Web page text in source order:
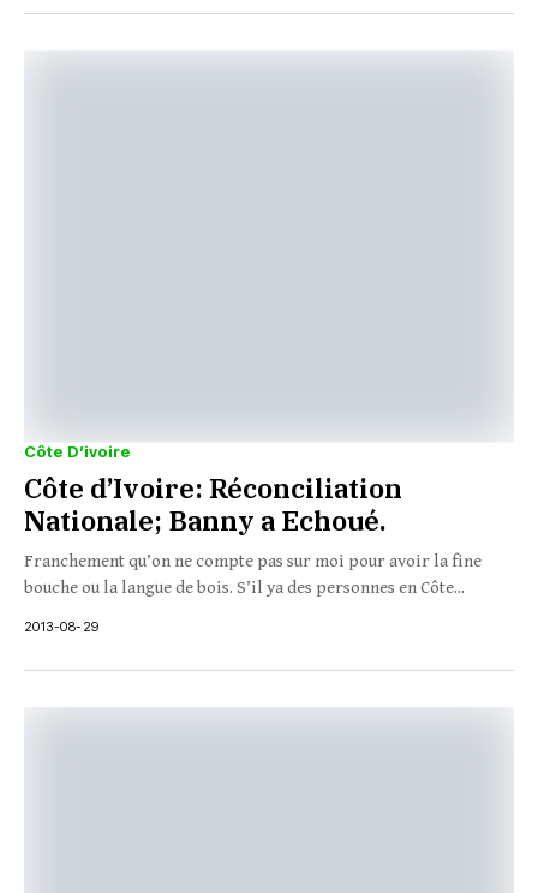
Côte D’ivoire
Côte d’Ivoire: Réconciliation
Nationale; Banny a Echoué.
Franchement qu’on ne compte pas sur moi pour avoir la fine
bouche ou la langue de bois. S’il ya des personnes en Côte...
2013-08-29